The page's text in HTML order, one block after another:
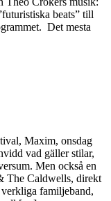
beats” till
Det mesta
Maxim, onsdag
vad gäller stilar,
Men också en
The Caldwells, direkt
familjeband,